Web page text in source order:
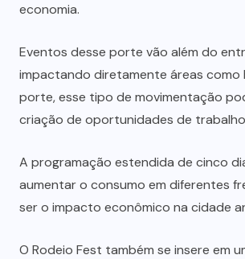
economia.
Eventos desse porte vão além do
impactando diretamente áreas como
porte, esse tipo de movimentação
criação de oportunidades de
A programação estendida de cinco
aumentar o consumo em diferentes
ser o impacto econômico na cidade
O Rodeio Fest também se insere em